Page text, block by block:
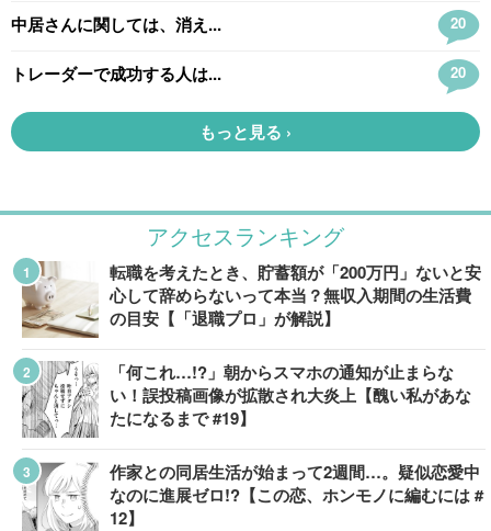
アクセスランキング
転職を考えたとき、貯蓄額が「200万円」ないと安
心して辞めらないって本当？無収入期間の生活費
の目安【「退職プロ」が解説】
「何これ…!?」朝からスマホの通知が止まらな
い！誤投稿画像が拡散され大炎上【醜い私があな
たになるまで #19】
作家との同居生活が始まって2週間…。疑似恋愛中
なのに進展ゼロ!?【この恋、ホンモノに編むには #
12】